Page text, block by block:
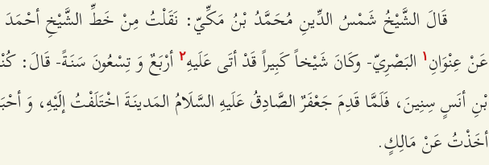
قَالَ الشَّيْخُ شَمْسُ الدِّينِ مُحَمَّدُ بْنُ مَكِّيّ: نَقَلْتُ مِنْ خَطِّ الشَّيْخِ أحْمَدَ
عَنْ عِنْوَانِ ۱ البَصْرِيّ- وكَانَ شَيْخاً كَبِيراً قَدْ أتَى عَلَيهِ٢ أرْبَعٌ وَ تِسْعُونَ سَنَةً- قَالَ:
بْنِ أنَسٍ سِنِينَ، فَلَمَّا قَدِمَ جَعْفَرٌ الصَّادِقُ عَلَيهِ السَّلَامُ المَدينَةَ اخْتَلَفْتُ إلَيْهِ، وَ
أخَذْتُ عَنْ مَالِكٍ.